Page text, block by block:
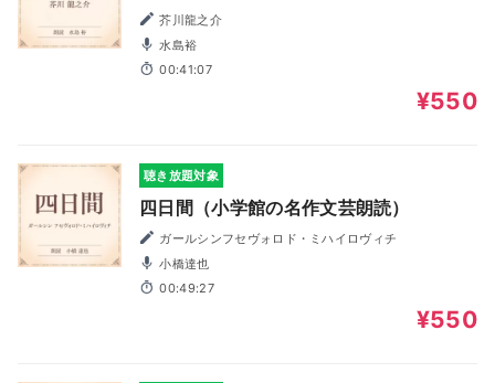
芥川龍之介
水島裕
00:41:07
¥550
聴き放題対象
四日間（小学館の名作文芸朗読）
ガールシンフセヴォロド・ミハイロヴィチ
小橋達也
00:49:27
¥550